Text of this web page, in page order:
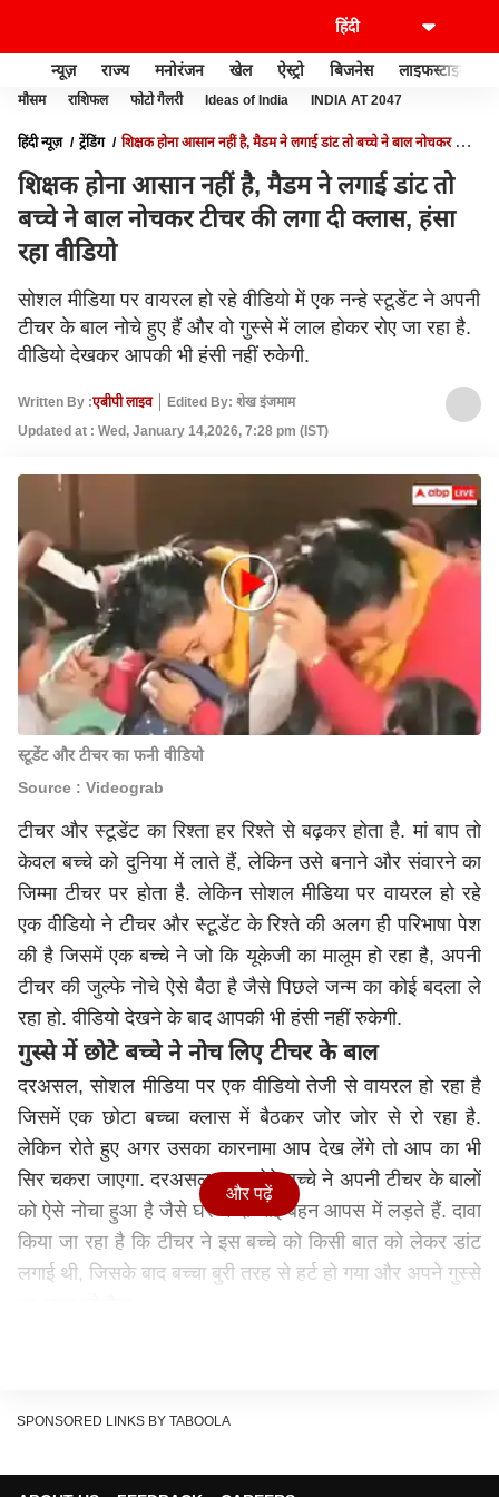
न्यूज़ राज्य मनोरंजन खेल ऐस्ट्रो बिजनेस लाइफस्टाइल
मौसम राशिफल फोटो गैलरी Ideas of India INDIA AT 2047
हिंदी न्यूज़ ट्रेंडिंग
शिक्षक होना आसान नहीं है, मैडम ने लगाई डांट तो बच्चे ने बाल नोचकर टीचर
शिक्षक होना आसान नहीं है, मैडम ने लगाई डांट तो
बच्चे ने बाल नोचकर टीचर की लगा दी क्लास, हंसा
रहा वीडियो
सोशल मीडिया पर वायरल हो रहे वीडियो में एक नन्हे स्टूडेंट ने अपनी
टीचर के बाल नोचे हुए हैं और वो गुस्से में लाल होकर रोए जा रहा है.
वीडियो देखकर आपकी भी हंसी नहीं रुकेगी.
Written By :एबीपी लाइव
Edited By: शेख इंजमाम
Updated at : Wed, January 14,2026, 7:28 pm (IST)
स्टूडेंट और टीचर का फनी वीडियो
Source : Videograb
टीचर और स्टूडेंट का रिश्ता हर रिश्ते से बढ़कर होता है. मां बाप तो
केवल बच्चे को दुनिया में लाते हैं, लेकिन उसे बनाने और संवारने का
जिम्मा टीचर पर होता है. लेकिन सोशल मीडिया पर वायरल हो रहे
एक वीडियो ने टीचर और स्टूडेंट के रिश्ते की अलग ही परिभाषा पेश
की है जिसमें एक बच्चे ने जो कि यूकेजी का मालूम हो रहा है, अपनी
टीचर की जुल्फे नोचे ऐसे बैठा है जैसे पिछले जन्म का कोई बदला ले
रहा हो. वीडियो देखने के बाद आपकी भी हंसी नहीं रुकेगी.
गुस्से में छोटे बच्चे ने नोच लिए टीचर के बाल
दरअसल, सोशल मीडिया पर एक वीडियो तेजी से वायरल हो रहा है
जिसमें एक छोटा बच्चा क्लास में बैठकर जोर जोर से रो रहा है.
लेकिन रोते हुए अगर उसका कारनामा आप देख लेंगे तो आप का भी
सिर चकरा जाएगा. दरअसल, इस छोटे बच्चे ने अपनी टीचर के बालों
को ऐसे नोचा हुआ है जैसे घर में दो भाई बहन आपस में लड़ते हैं. दावा
किया जा रहा है कि टीचर ने इस बच्चे को किसी बात को लेकर डांट
लगाई थी, जिसके बाद बच्चा बुरी तरह से हर्ट हो गया और अपने गुस्से
और पढ़ें
SPONSORED LINKS BY TABOOLA